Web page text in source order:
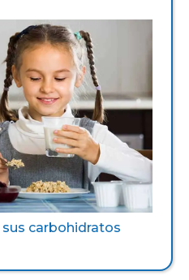
carbohidratos